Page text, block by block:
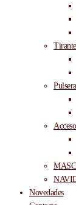
Novedades